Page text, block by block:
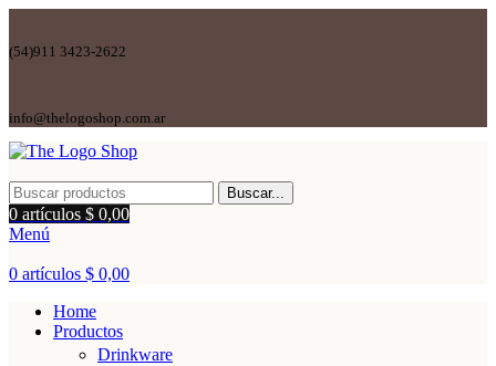
(54)911 3423-2622
info@thelogoshop.com.ar
Buscar...
0 artículos $ 0,00
Menú
0 artículos $ 0,00
Home
Productos
Drinkware